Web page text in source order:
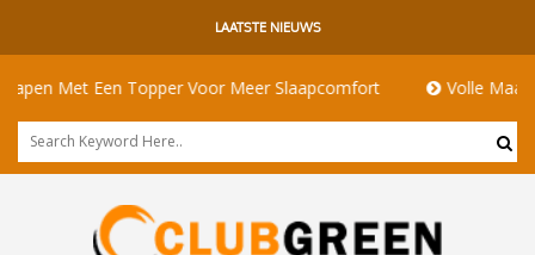
LAATSTE NIEUWS
Met Een Topper Voor Meer Slaapcomfort Volle Maan